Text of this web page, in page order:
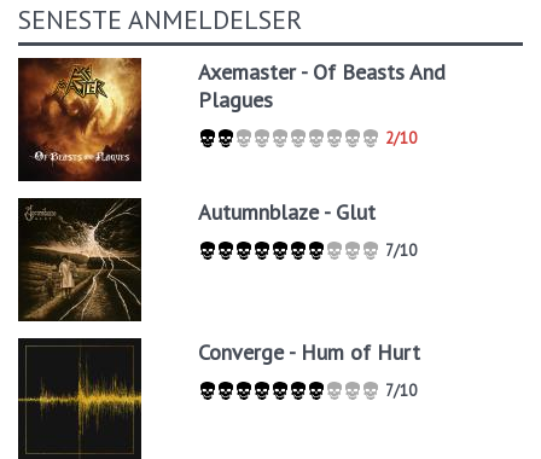
SENESTE ANMELDELSER
Axemaster - Of Beasts And
Plagues
2/10
Autumnblaze - Glut
7/10
Converge - Hum of Hurt
7/10